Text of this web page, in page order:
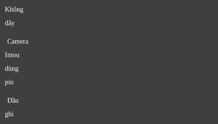
Không
dây
Camera
Imou
dùng
pin
Đầu
ghi